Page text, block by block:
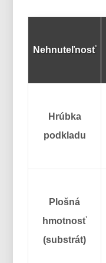
Nehnuteľnosť
Hrúbka
podkladu
Plošná
hmotnosť
(substrát)